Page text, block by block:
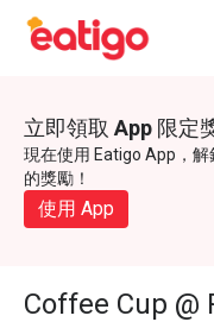
立即領取 App 限定
現在使用 Eatigo App，
的獎勵！
使用 App
Coffee Cup @